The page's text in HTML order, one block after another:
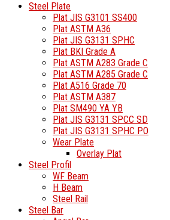
Steel Plate
Plat JIS G3101 SS400
Plat ASTM A36
Plat JIS G3131 SPHC
Plat BKI Grade A
Plat ASTM A283 Grade C
Plat ASTM A285 Grade C
Plat A516 Grade 70
Plat ASTM A387
Plat SM490 YA YB
Plat JIS G3131 SPCC SD
Plat JIS G3131 SPHC PO
Wear Plate
Overlay Plat
Steel Profil
WF Beam
H Beam
Steel Rail
Steel Bar